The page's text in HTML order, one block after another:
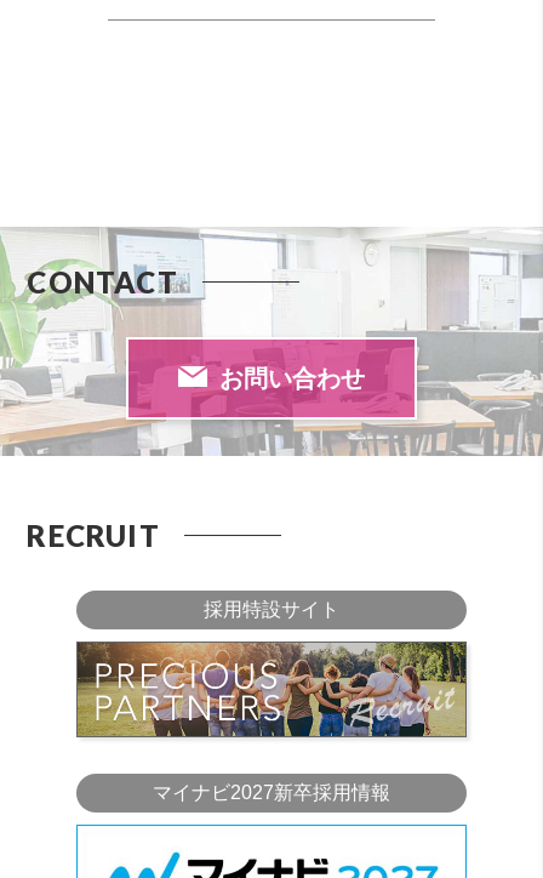
CONTACT
お問い合わせ
RECRUIT
採用特設サイト
マイナビ2027新卒採用情報